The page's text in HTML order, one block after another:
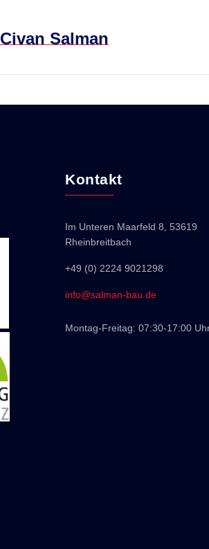
Civan Salman
Kontakt
Im Unteren Maarfeld 8, 53619
Rheinbreitbach
+49 (0) 2224 9021298
info@salman-bau.de
Montag-Freitag: 07:30-17:00